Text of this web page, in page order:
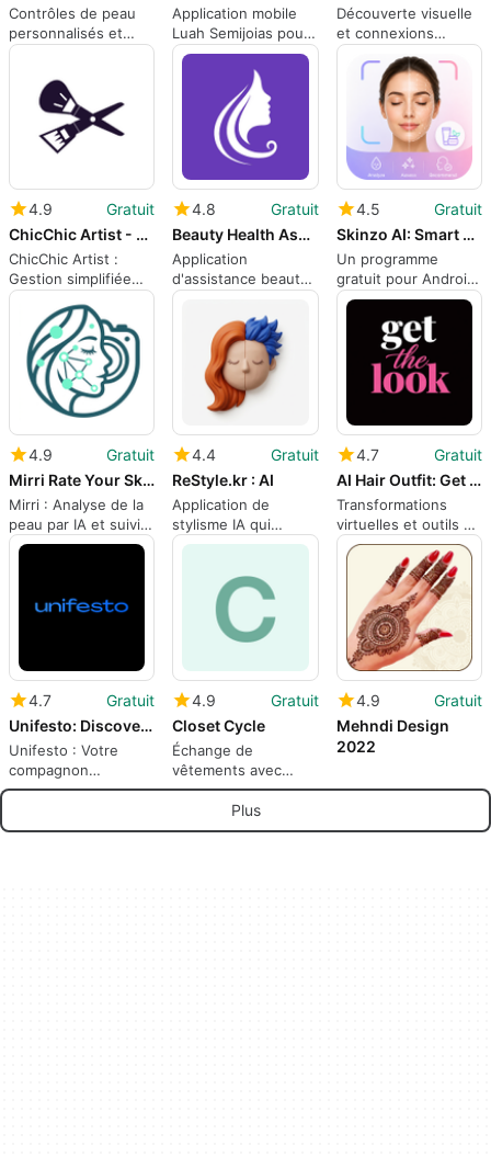
Contrôles de peau
personnalisés et
routines avec un
Application mobile
Luah Semijoias pour
les revendeurs et la
gestion des
commandes
Découverte visuelle
et connexions
locales de coiffeurs
sur Android
4.9
Gratuit
ChicChic Artist - Get Bookings
ChicChic Artist :
Gestion simplifiée
pour professionnels
de la beauté
4.8
Gratuit
Beauty Health Assistant
Application
d'assistance beauté
et santé
4.5
Gratuit
Skinzo AI: Smart Skin Care
Un programme
gratuit pour Android,
par Technozer
Solution.
4.9
Gratuit
Mirri Rate Your Skin
Mirri : Analyse de la
peau par IA et suivi
des progrès sur
4.4
Gratuit
ReStyle.kr : AI
Application de
stylisme IA qui
analyse la couleur
suggère des tenues
4.7
Gratuit
AI Hair Outfit: Get The Look
Transformations
virtuelles et outils de
portrait pour des
décisions de style
quotidiennes
4.7
Gratuit
Unifesto: Discover Events
Unifesto : Votre
compagnon
d'événements
4.9
Gratuit
Closet Cycle
Échange de
vêtements avec
Closet Cycle
4.9
Gratuit
Mehndi Design
2022
Plus